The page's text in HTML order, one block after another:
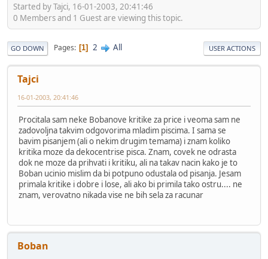
Started by Tajci, 16-01-2003, 20:41:46
0 Members and 1 Guest are viewing this topic.
GO DOWN Pages 1 2 All USER ACTIONS
Tajci
16-01-2003, 20:41:46
Procitala sam neke Bobanove kritike za price i veoma sam ne
zadovoljna takvim odgovorima mladim piscima. I sama se
bavim pisanjem (ali o nekim drugim temama) i znam koliko
kritika moze da dekocentrise pisca. Znam, covek ne odrasta
dok ne moze da prihvati i kritiku, ali na takav nacin kako je to
Boban ucinio mislim da bi potpuno odustala od pisanja. Jesam
primala kritike i dobre i lose, ali ako bi primila tako ostru.... ne
znam, verovatno nikada vise ne bih sela za racunar
Boban